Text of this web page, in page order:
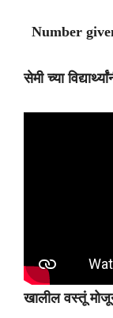
Number
सेमी च्या
खालील वस्तूं